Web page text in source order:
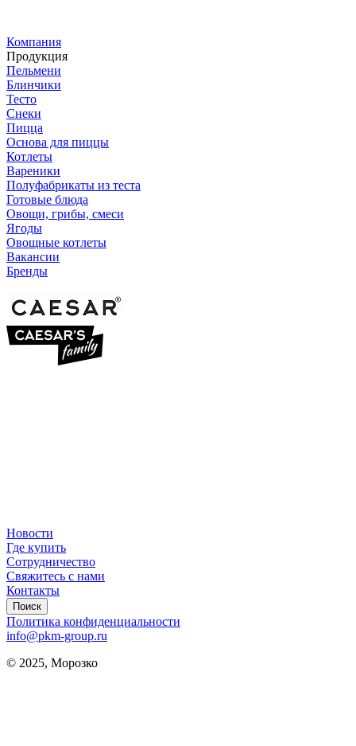
Компания
Продукция
Пельмени
Блинчики
Тесто
Снеки
Пицца
Основа для пиццы
Котлеты
Вареники
Полуфабрикаты из теста
Готовые блюда
Овощи, грибы, смеси
Ягоды
Овощные котлеты
Вакансии
Бренды
Новости
Где купить
Сотрудничество
Свяжитесь с нами
Контакты
Поиск
Политика конфиденциальности
info@pkm-group.ru
© 2025, Морозко